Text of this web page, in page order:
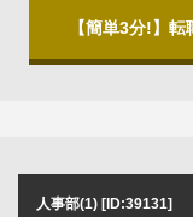
【簡単3分!】
人事部(1) [ID:39131]